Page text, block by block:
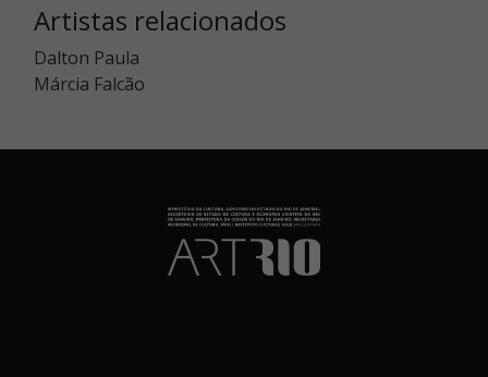
Artistas relacionados
Dalton Paula
Márcia Falcão